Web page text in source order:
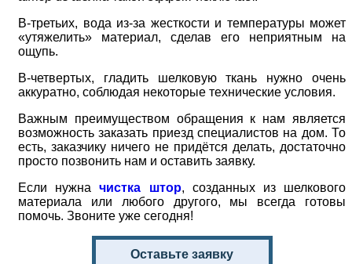
В-третьих, вода из-за жесткости и температуры может
«утяжелить» материал, сделав его неприятным на
ощупь.
В-четвертых, гладить шелковую ткань нужно очень
аккуратно, соблюдая некоторые технические условия.
Важным преимуществом обращения к нам является
возможность заказать приезд специалистов на дом. То
есть, заказчику ничего не придётся делать, достаточно
просто позвонить нам и оставить заявку.
Если нужначистка штор, созданных из шелкового
материала или любого другого, мы всегда готовы
помочь. Звоните уже сегодня!
Оставьте заявку